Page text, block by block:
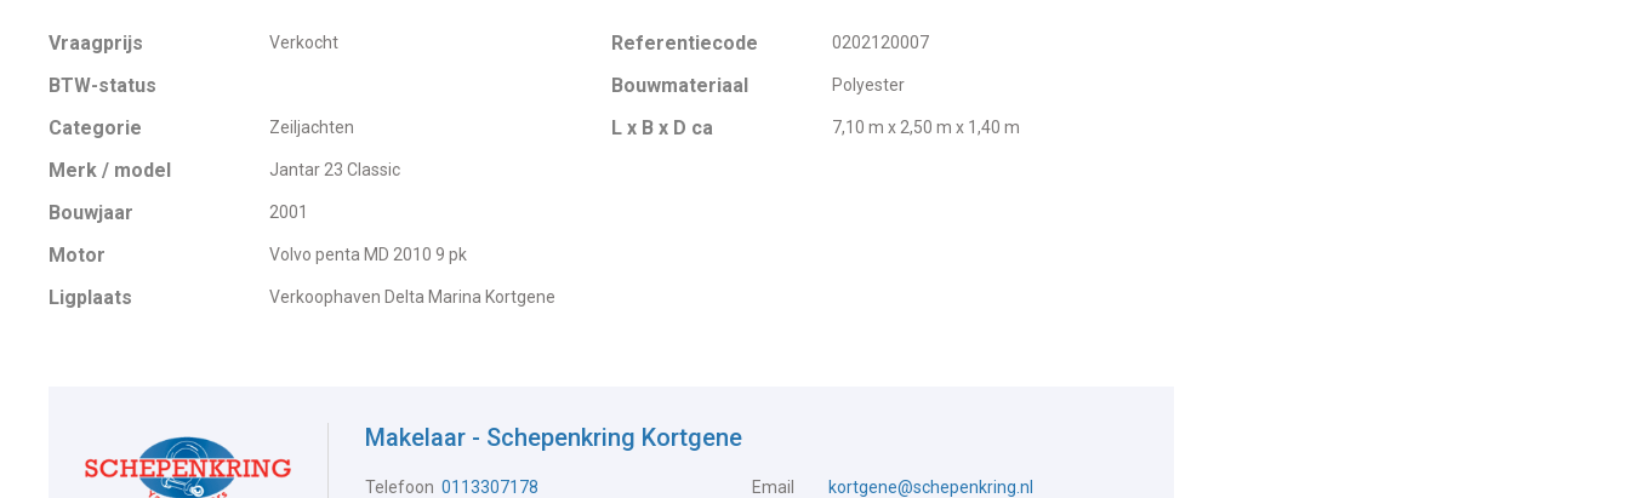
Vraagprijs Verkocht
BTW-status
Categorie
Zeiljachten
Merk / model Jantar 23 Classic
Bouwjaar 2001
Motor Volvo penta MD 2010 9 pk
Ligplaats Verkoophaven Delta Marina Kortgene
Referentiecode 0202120007
Bouwmateriaal Polyester
L x B x D ca 7,10 m x 2,50 m x 1,40 m
Makelaar - Schepenkring Kortgene
Telefoon 0113307178 Email
kortgene@schepenkring.nl